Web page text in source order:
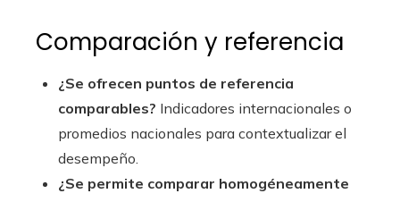
Comparación y referencia
¿Se ofrecen puntos de referencia
comparables? Indicadores internacionales o
promedios nacionales para contextualizar el
desempeño.
¿Se permite comparar homogéneamente